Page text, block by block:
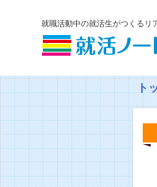
就職活動中の就活生がつくるリ
ト